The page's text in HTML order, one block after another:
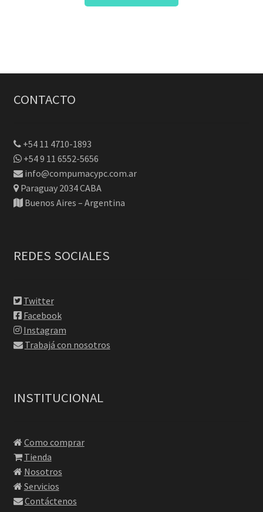
CONTACTO
+54 11 4710-1893
+54 9 11 6552-5656
info@compumacypc.com.ar
Paraguay 2034 CABA
Buenos Aires – Argentina
REDES SOCIALES
Twitter
Facebook
Instagram
Trabajá con nosotros
INSTITUCIONAL
Como comprar
Tienda
Nosotros
Servicios
Contáctenos